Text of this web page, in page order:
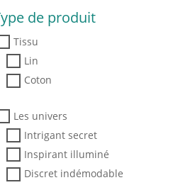
de produit
Tissu
Lin
Coton
Les univers
Intrigant secret
Inspirant illuminé
Discret indémodable